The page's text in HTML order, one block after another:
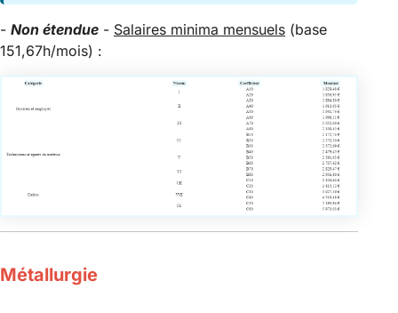
- Non étendue - Salaires minima mensuels (base
151,67h/mois) :
Métallurgie